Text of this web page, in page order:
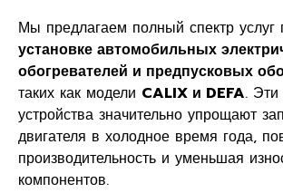
Мы предлагаем полный спектр услуг
установке автомобильных
обогревателей и предпусковых
таких как модели CALIX и DEFA.
устройства значительно упрощают
двигателя в холодное время года,
производительность и уменьшая
компонентов.